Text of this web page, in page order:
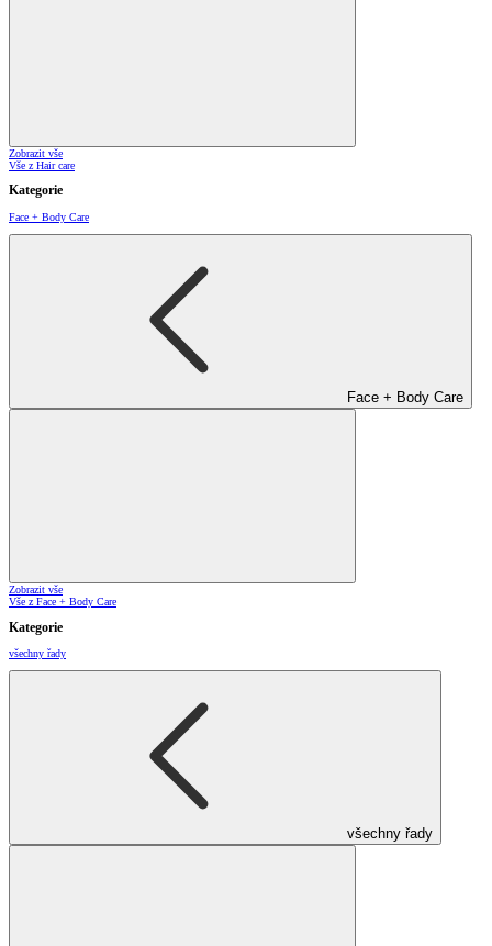
Zobrazit vše
Vše z Hair care
Kategorie
Face + Body Care
Face + Body Care
Zobrazit vše
Vše z Face + Body Care
Kategorie
všechny řady
všechny řady